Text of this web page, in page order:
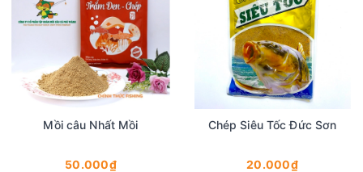
Mồi câu Nhất Mồi
50.000₫
Chép Siêu Tốc Đức Sơn
20.000₫